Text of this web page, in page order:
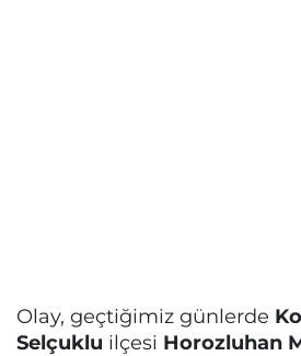
Olay, geçtiğimiz günlerde
Selçuklu ilçesi Horozluhan